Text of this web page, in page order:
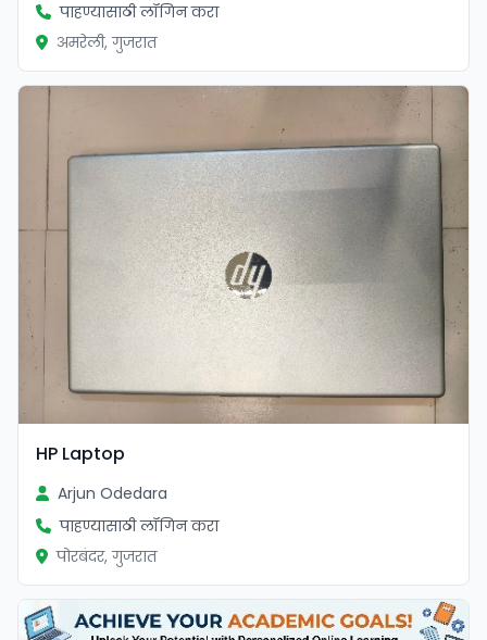
पाहण्यासाठी लॉगिन करा
अमरेली, गुजरात
HP Laptop
Arjun Odedara
पाहण्यासाठी लॉगिन करा
पोरबंदर, गुजरात